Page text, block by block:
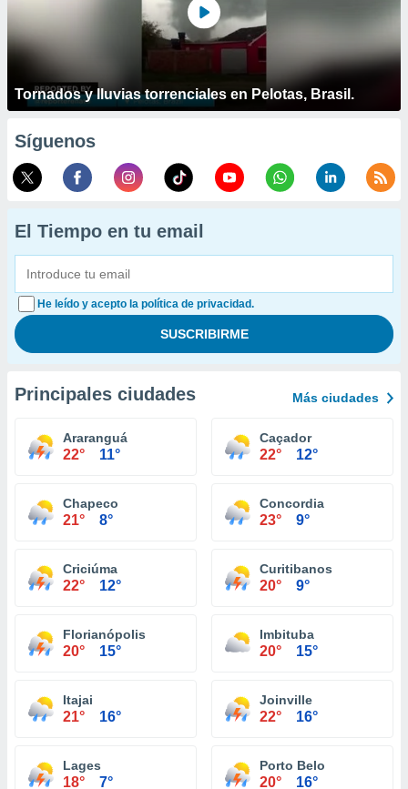
Tornados y lluvias torrenciales en Pelotas, Brasil.
Síguenos
El Tiempo en tu email
He leído y acepto la política de privacidad.
Principales ciudades Más ciudades
Araranguá
22° 11°
Caçador
22° 12°
Chapeco
21° 8°
Concordia
23° 9°
Criciúma
22° 12°
Curitibanos
20° 9°
Florianópolis
20° 15°
Imbituba
20° 15°
Itajai
21° 16°
Joinville
22° 16°
Lages
18° 7°
Porto Belo
20° 16°